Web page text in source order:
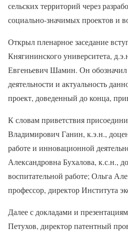
сельских территорий через
социально-значимых проектов и
Открыл пленарное заседание
Княгининского университета,
Евгеньевич Шамин. Он обозначил
деятельности и актуальность
проект, доведенный до конца,
К словам приветствия
Владимирович Ганин, к.э.н.,
работе и инновационной
Александровна Бухалова, к.с.н.,
воспитательной работе; Ольга
профессор, директор Института
Далее с докладами и
Петухов, директор патентный